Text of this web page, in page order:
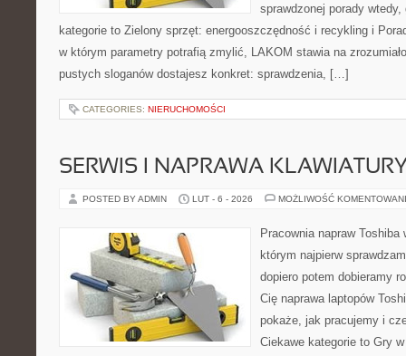
sprawdzonej porady
kategorie to Zielony sprzęt: energooszczędność i recykling i
w którym parametry potrafią zmylić, LAKOM stawia na
pustych sloganów dostajesz konkret: sprawdzenia, […]
CATEGORIES: NIERUCHOMOŚCI
SERWIS I NAPRAWA
POSTED BY ADMIN LUT - 6 - 2026 MOŻLIWOŚĆ
Pracownia napraw
którym najpierw
dopiero potem dobieramy
Cię naprawa laptopów
pokaże, jak pracujemy i
Ciekawe kategorie to Gry